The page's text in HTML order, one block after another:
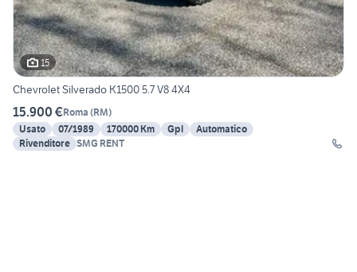
15
Chevrolet Silverado K1500 5.7 V8 4X4
15.900 €Roma (RM)
Usato
07/1989 170000 Km Gpl
Automatico
Rivenditore SMG RENT